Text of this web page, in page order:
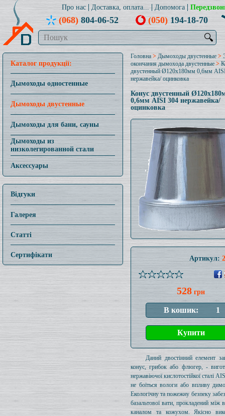
Про нас Доставка, оплата... Допомога
(068)804-06-52 (050)194-18-70
🔍
Каталог продукції:
Дымоходы одностенные
Дымоходы двустенные
Дымоходы для бани, сауны
Дымоходы из
низколегированной стали
Аксессуары
Відгуки
Галерея
Статті
Сертифікати
Головна > Дымоходы двустенные >
окончания дымохода двустенные >
двустенный Ø120x180мм 0,6мм
нержавейка/ оцинковка
Конус двустенный
0,6мм AISI 304 нержавейка/
оцинковка
Артикул:
528 грн
Даний двостінний елемент
конус, грибок або флюгер, -
нержавіючої кислотостійкої сталі
не боїться вологи або впливу
Екологічну та пожежну безпеку
базальтової вати, прокладений між
каналом та кожухом. Якісно